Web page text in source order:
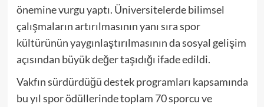
önemine vurgu yaptı. Üniversitelerde bilimsel
çalışmaların artırılmasının yanı sıra spor
kültürünün yaygınlaştırılmasının da sosyal gelişim
açısından büyük değer taşıdığı ifade edildi.
Vakfın sürdürdüğü destek programları kapsamında
bu yıl spor ödüllerinde toplam 70 sporcu ve